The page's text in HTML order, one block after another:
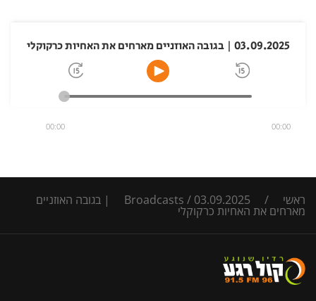
03.09.2025 | בגובה האוזניים מארחים את האחיות כרקוקלי
00:00
00:00
ראשי /
Broadcasts / 03.09.2025 | בגובה האוזניים
מארחים את האחיות כרקוקלי